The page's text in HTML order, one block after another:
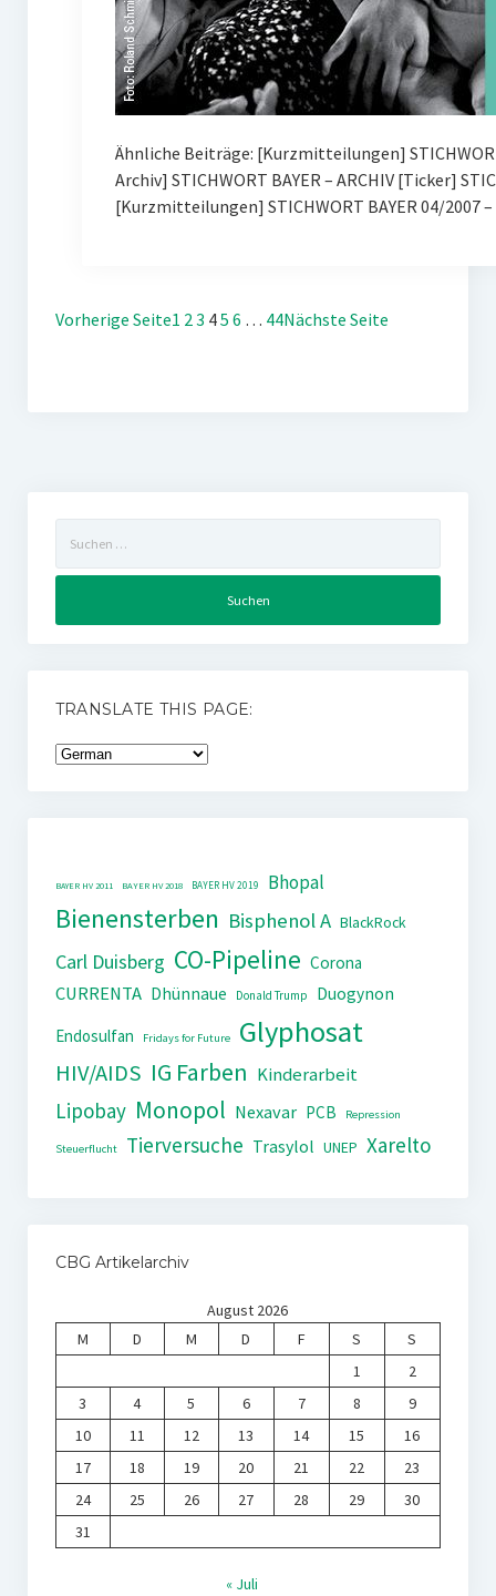
Ähnliche Beiträge: [Kurzmitteilungen]
Archiv] STICHWORT BAYER – ARCHIV [Ticker]
[Kurzmitteilungen] STICHWORT BAYER 04/2007
Vorherige Seite1 23 45 6 … 44Nächste Seite
nach:
TRANSLATE THIS PAGE:
BAYER HV 2011 BAYER HV 2018 BAYER HV 2019 Bhopal
Bienensterben Bisphenol A BlackRock
Carl Duisberg CO-Pipeline Corona
CURRENTA Dhünnaue Donald Trump
Duogynon
Endosulfan
Fridays for Future Glyphosat
HIV/AIDS IG Farben Kinderarbeit
Lipobay Monopol Nexavar PCB Repression
Steuerflucht Tierversuche Trasylol UNEP Xarelto
CBG Artikelarchiv
August 2026
M
D M D F S
S
1
2
3
4 5 6 7 8
9
10
11 12 13 14 15
16
17
18 19 20 21 22
23
24
25 26 27 28 29
30
31
« Juli